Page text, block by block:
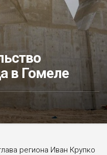
в Гомеле
региона Иван Крупко